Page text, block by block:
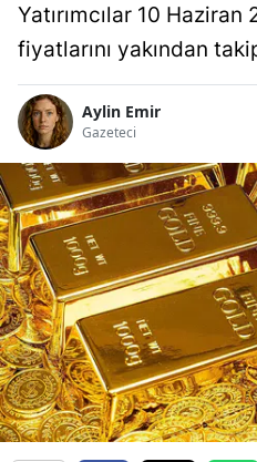
Yatırımcılar 10
fiyatlarını yakından
Aylin Emir
Gazeteci